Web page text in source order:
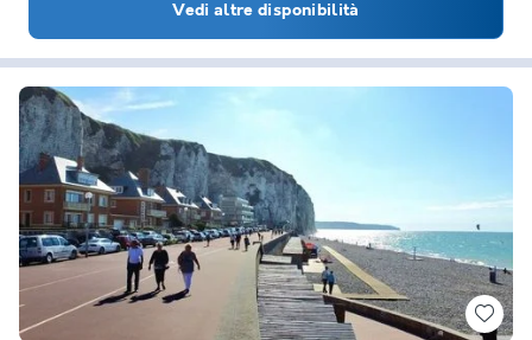
Vedi altre disponibilità